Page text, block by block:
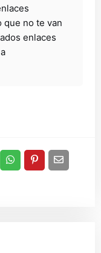
que no te van
enlaces